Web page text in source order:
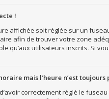
!
affichée soit réglée sur un
afin de trouver votre zone
qu’aux utilisateurs inscrits. Si
mais l’heure n’est toujours
correctement réglé le